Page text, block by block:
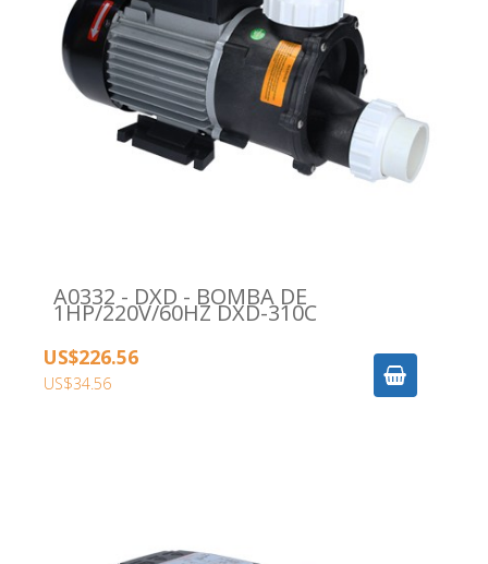
A0332 - DXD - BOMBA DE
1HP/220V/60HZ DXD-310C
US$226.56
US$34.56